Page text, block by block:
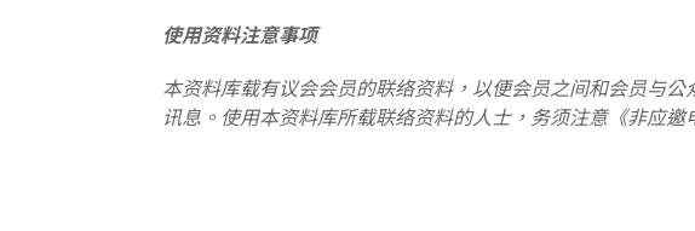
使用资料注意事项
本资料库载有议会会员的联络资料，以便会员之间和会员与
讯息。使用本资料库所载联络资料的人士，务须注意《非应